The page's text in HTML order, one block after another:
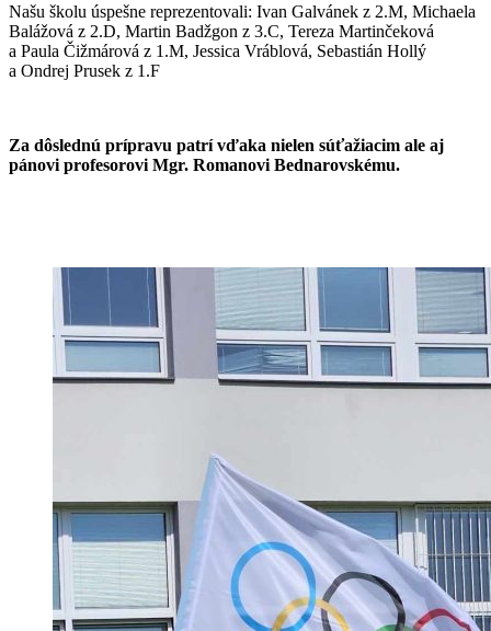
Našu školu úspešne reprezentovali: Ivan Galvánek z 2.M, Michaela
Balážová z 2.D, Martin Badžgon z 3.C, Tereza Martinčeková
a Paula Čižmárová z 1.M, Jessica Vráblová, Sebastián Hollý
a Ondrej Prusek z 1.F
Za dôslednú prípravu patrí vďaka nielen súťažiacim ale aj
pánovi profesorovi Mgr. Romanovi Bednarovskému.